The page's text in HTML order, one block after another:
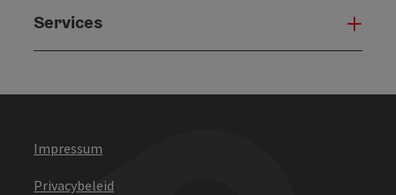
Services
Impressum
Privacybeleid